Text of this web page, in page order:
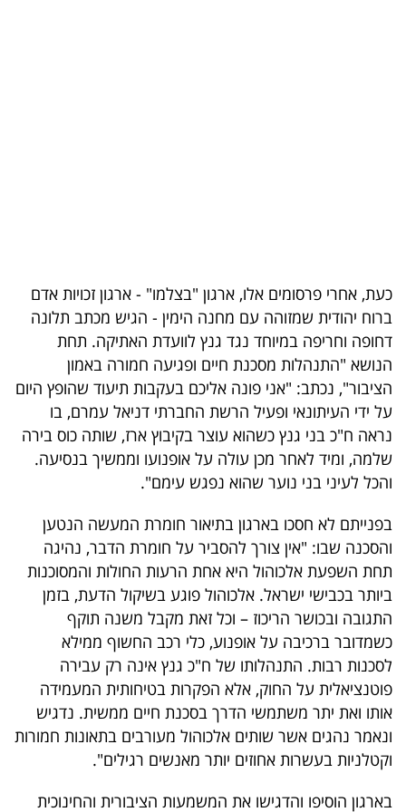
כעת, אחרי פרסומים אלו, ארגון "בצלמו" - ארגון זכויות אדם
ברוח יהודית שמזוהה עם מחנה הימין - הגיש מכתב תלונה
דחופה וחריפה במיוחד נגד גנץ לוועדת האתיקה. תחת
הנושא "התנהלות מסכנת חיים ופגיעה חמורה באמון
הציבור", נכתב: "אני פונה אליכם בעקבות תיעוד שהופץ היום
על ידי העיתונאי ופעיל הרשת החברתי דניאל עמרם, בו
נראה ח"כ בני גנץ כשהוא עוצר בקיבוץ ארז, שותה כוס בירה
שלמה, ומיד לאחר מכן עולה על אופנועו וממשיך בנסיעה.
והכל לעיני בני נוער שהוא נפגש עימם".
בפנייתם לא חסכו בארגון בתיאור חומרת המעשה הנטען
והסכנה שבו: "אין צורך להסביר על חומרת הדבר, נהיגה
תחת השפעת אלכוהול היא אחת הרעות החולות והמסוכנות
ביותר בכבישי ישראל. אלכוהול פוגע בשיקול הדעת, בזמן
התגובה ובכושר הריכוז – וכל זאת מקבל משנה תוקף
כשמדובר ברכיבה על אופנוע, כלי רכב החשוף ממילא
לסכנות רבות. התנהלותו של ח"כ גנץ אינה רק עבירה
פוטנציאלית על החוק, אלא הפקרות בטיחותית המעמידה
אותו ואת יתר משתמשי הדרך בסכנת חיים ממשית. נדגיש
ונאמר נהגים אשר שותים אלכוהול מעורבים בתאונות חמורות
וקטלניות בעשרות אחוזים יותר מאנשים רגילים".
בארגון הוסיפו והדגישו את המשמעות הציבורית והחינוכית